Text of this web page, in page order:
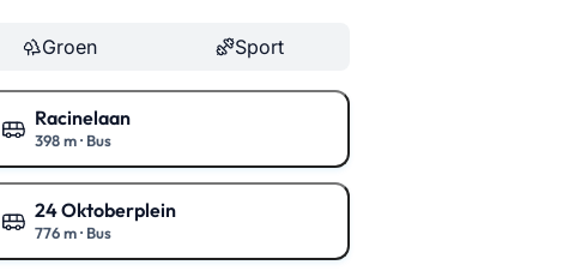
Groen Sport
Racinelaan
398 m· Bus
op de kaart
24 Oktoberplein
776 m· Bus
op de kaart